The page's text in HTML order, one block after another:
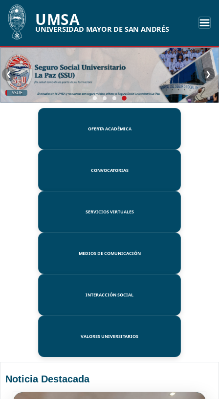
UMSA
UNIVERSIDAD MAYOR DE SAN ANDRÉS
SSUE
❮ ❯
OFERTA ACADÉMICA
CONVOCATORIAS
SERVICIOS VIRTUALES
MEDIOS DE COMUNICACIÓN
INTERACCIÓN SOCIAL
VALORES UNIVERSITARIOS
Noticia Destacada